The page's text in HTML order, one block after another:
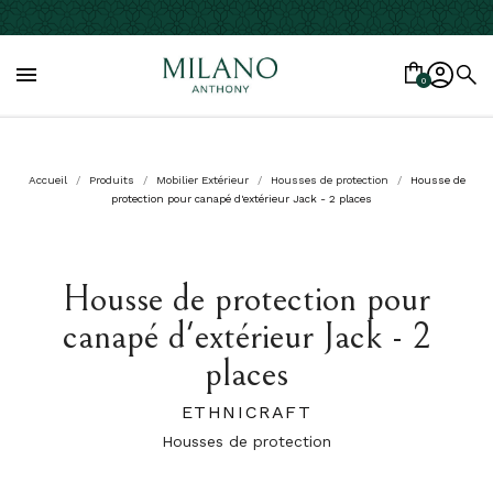
 0
Accueil Produits Mobilier Extérieur Housses de protection
Housse de
protection pour canapé d'extérieur Jack - 2 places
Housse de protection pour
canapé d'extérieur Jack - 2
places
ETHNICRAFT
Housses de protection